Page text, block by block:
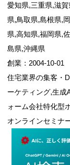
愛知県,三重県,滋
県,鳥取県,島根県,
県,高知県,福岡県,
島県,沖縄県
創業：2004-10-01
住宅業界の集客・
ーケティング,生成
ォーム会社特化型
オンラインセミナ